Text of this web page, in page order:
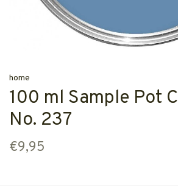
home
100 ml Sample Pot
No. 237
€9,95